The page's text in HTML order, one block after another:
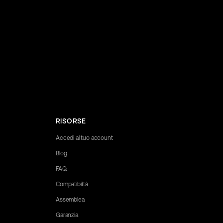
RISORSE
Accedi al tuo account
Blog
FAQ
Compatibilità
Assemblea
Garanzia